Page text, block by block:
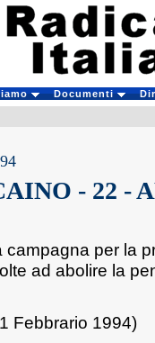
Documenti
- 22 -
campagna per la
ad abolire la
Febbrario 1994)